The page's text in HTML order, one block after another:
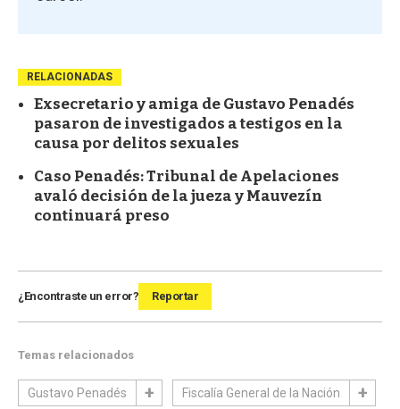
RELACIONADAS
Exsecretario y amiga de Gustavo Penadés
pasaron de investigados a testigos en la
causa por delitos sexuales
Caso Penadés: Tribunal de Apelaciones
avaló decisión de la jueza y Mauvezín
continuará preso
¿Encontraste un error? Reportar
Temas relacionados
Gustavo Penadés Fiscalía General de la Nación